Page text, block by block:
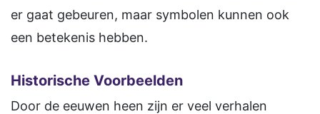
er gaat gebeuren, maar symbolen kunnen ook
een betekenis hebben.
Historische Voorbeelden
Door de eeuwen heen zijn er veel verhalen